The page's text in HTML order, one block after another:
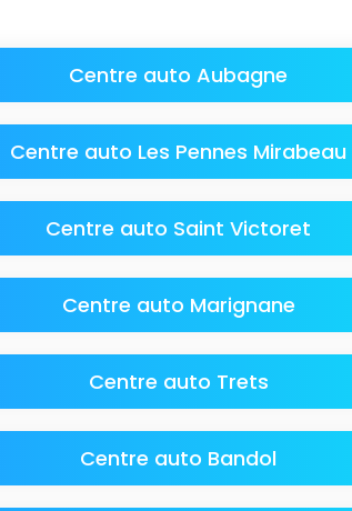
Centre auto Aubagne
Centre auto Les Pennes Mirabeau
Centre auto Saint Victoret
Centre auto Marignane
Centre auto Trets
Centre auto Bandol